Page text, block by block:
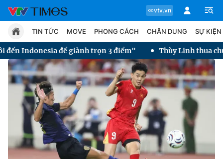
vtv.vn
Chuyên mục
Tin tức
Move
TIN TỨC MOVE PHONG CÁCH CHÂN DUNG SỰ KIỆN
trọn 3 điểm" Thùy Linh thua chung kết Taipei Open